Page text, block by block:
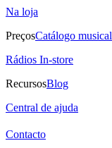
Na loja
PreçosCatálogo musical
Rádios In-store
RecursosBlog
Central de ajuda
Contacto